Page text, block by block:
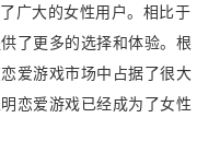
广大的女性用户。相比于
了更多的选择和体验。根
爱游戏市场中占据了很大
恋爱游戏已经成为了女性